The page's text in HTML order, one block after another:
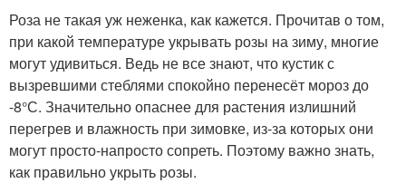
Роза не такая уж неженка, как кажется. Прочитав о том,
при какой температуре укрывать розы на зиму, многие
могут удивиться. Ведь не все знают, что кустик с
вызревшими стеблями спокойно перенесёт мороз до
-8°С. Значительно опаснее для растения излишний
перегрев и влажность при зимовке, из-за которых они
могут просто-напросто сопреть. Поэтому важно знать,
как правильно укрыть розы.